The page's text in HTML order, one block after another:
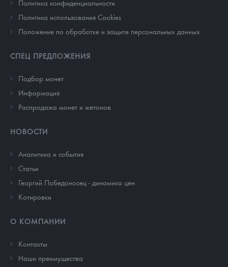
Политика конфиденциальности
Политика использования Cookies
Положение по обработке и защите персональных данных
СПЕЦ ПРЕДЛОЖЕНИЯ
Подбор монет
Информация
Распродажа монет и жетонов
НОВОСТИ
Аналитика и события
Cтатьи
Георгий Победоносец - динамика цен
Котировки
О КОМПАНИИ
Контакты
Наши преимущества